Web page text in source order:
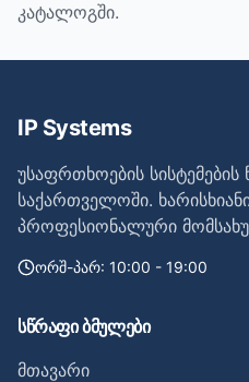
კატალოგში.
IP Systems
უსაფრთხოების
საქართველოში.
პროფესიონალური
ორშ-პარ: 10:00 - 19:00
სწრაფი ბმულები
მთავარი